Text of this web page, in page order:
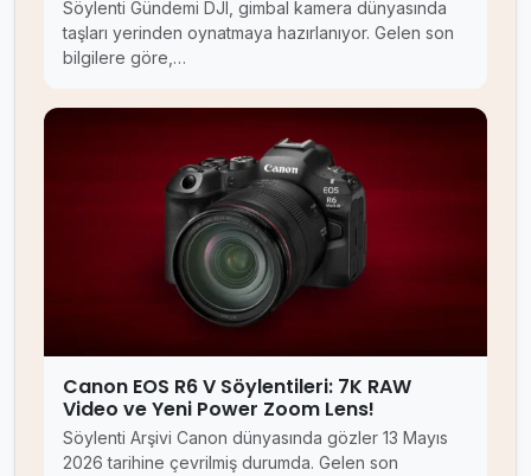
Söylenti Gündemi DJI, gimbal kamera dünyasında
taşları yerinden oynatmaya hazırlanıyor. Gelen son
bilgilere göre,…
Canon EOS R6 V Söylentileri: 7K RAW
Video ve Yeni Power Zoom Lens!
Söylenti Arşivi Canon dünyasında gözler 13 Mayıs
2026 tarihine çevrilmiş durumda. Gelen son